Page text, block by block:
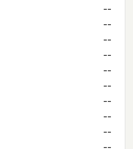
--
--
--
--
--
--
--
--
--